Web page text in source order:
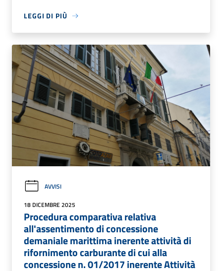
LEGGI DI PIÙ
AVVISI
18 DICEMBRE 2025
Procedura comparativa relativa
all'assentimento di concessione
demaniale marittima inerente attività di
rifornimento carburante di cui alla
concessione n. 01/2017 inerente Attività